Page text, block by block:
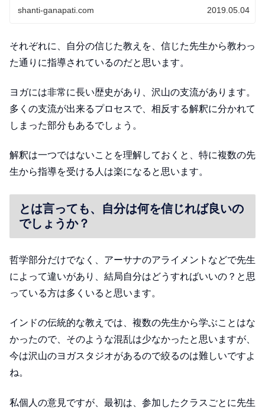
shanti-ganapati.com 2019.05.04
それぞれに、自分の信じた教えを、信じた先生から教わっ
た通りに指導されているのだと思います。
ヨガには非常に長い歴史があり、沢山の支流があります。
多くの支流が出来るプロセスで、相反する解釈に分かれて
しまった部分もあるでしょう。
解釈は一つではないことを理解しておくと、特に複数の先
生から指導を受ける人は楽になると思います。
とは言っても、自分は何を信じれば良いの
でしょうか？
哲学部分だけでなく、アーサナのアライメントなどで先生
によって違いがあり、結局自分はどうすればいいの？と思
っている方は多くいると思います。
インドの伝統的な教えでは、複数の先生から学ぶことはな
かったので、そのような混乱は少なかったと思いますが、
今は沢山のヨガスタジオがあるので絞るのは難しいですよ
ね。
私個人の意見ですが、最初は、参加したクラスごとに先生